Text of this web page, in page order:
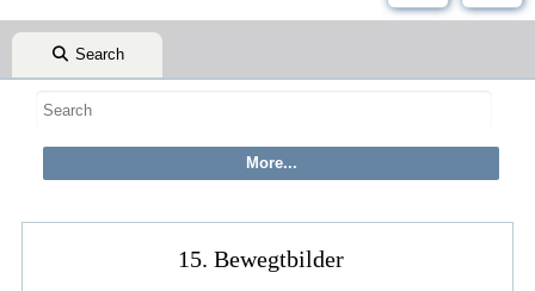
Search
15. Bewegtbilder